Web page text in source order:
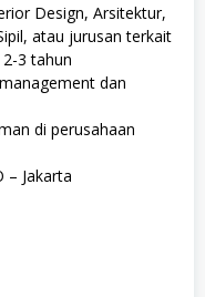
Design, Arsitektur,
atau jurusan terkait
3 tahun
dan
di perusahaan
– Jakarta